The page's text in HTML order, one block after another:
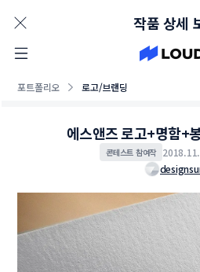
포트폴리오 로고/브랜딩
작품 상세
에스앤즈 로고+명함+
콘테스트 참여작